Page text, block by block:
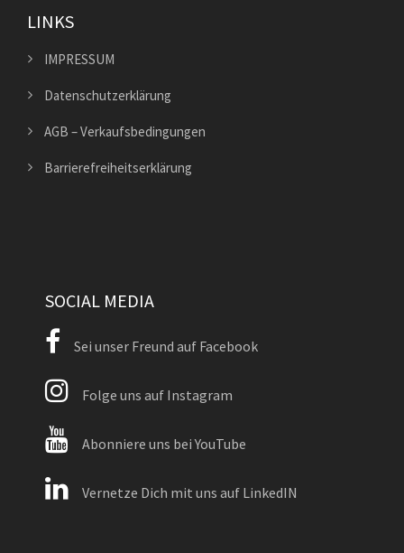
LINKS
IMPRESSUM
Datenschutzerklärung
AGB – Verkaufsbedingungen
Barrierefreiheitserklärung
SOCIAL MEDIA
Sei unser Freund auf Facebook
Folge uns auf Instagram
Abonniere uns bei YouTube
Vernetze Dich mit uns auf LinkedIN